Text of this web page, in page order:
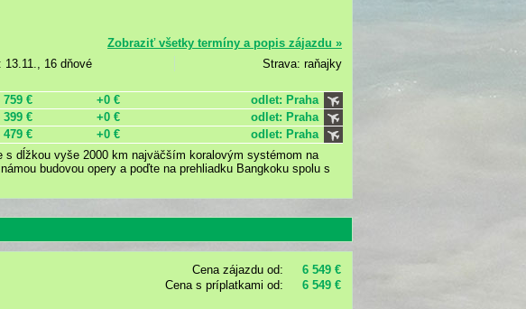
Zobraziť všetky termíny a popis zájazdu »
13.11., 16 dňové
Strava: raňajky
759 € +0 €
odlet: Praha
399 € +0 €
odlet: Praha
479 € +0 €
odlet: Praha
dĺžkou vyše 2000 km najväčším koralovým systémom na
budovou opery a poďte na prehliadku Bangkoku spolu s
Cena zájazdu od:
6 549 €
Cena s príplatkami od:
6 549 €